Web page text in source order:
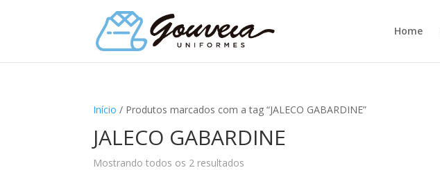
Home
Início / Produtos marcados com a tag “JALECO GABARDINE”
JALECO GABARDINE
Mostrando todos os 2 resultados